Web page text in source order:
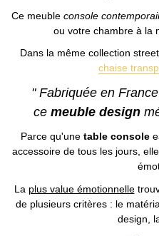
Ce meuble console
ou votre chambre à la
Dans la même collection
chaise
" Fabriquée en
ce meuble design
Parce qu'une table console
accessoire de tous les jours,
La plus value émotionnelle
de plusieurs critères : le
design,